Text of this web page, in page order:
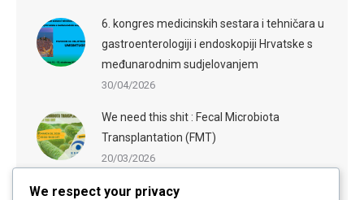
6. kongres medicinskih sestara i tehničara u
gastroenterologiji i endoskopiji Hrvatske s
međunarodnim sudjelovanjem
30/04/2026
We need this shit : Fecal Microbiota
Transplantation (FMT)
20/03/2026
ESGE-ESGENA Webinar: Sedation in
We respect your privacy